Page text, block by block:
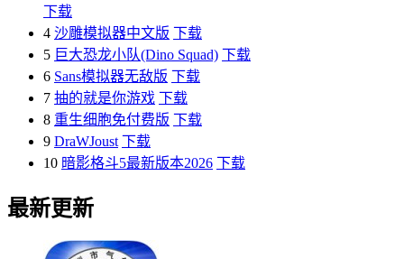
下载
4 沙雕模拟器中文版 下载
5 巨大恐龙小队(Dino Squad) 下载
6 Sans模拟器无敌版 下载
7 抽的就是你游戏 下载
8 重生细胞免付费版 下载
9 DraWJoust 下载
10 暗影格斗5最新版本2026 下载
最新更新